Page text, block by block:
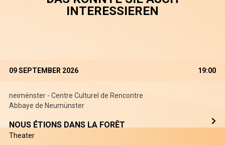
INTERESSIEREN
09 SEPTEMBER 2026 19:00
neimënster - Centre Culturel de Rencontre
Abbaye de Neumünster
NOUS ÉTIONS DANS LA FORÊT
Theater